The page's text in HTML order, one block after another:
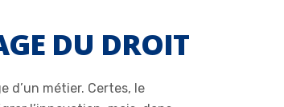
DU DROIT
d’un métier. Certes, le